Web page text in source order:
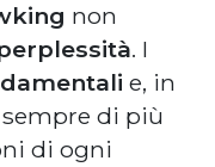
non
. I
e, in
di più
di ogni